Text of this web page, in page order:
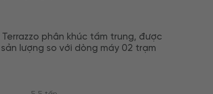
phân khúc tầm trung, được
lượng so với dòng máy 02 trạm